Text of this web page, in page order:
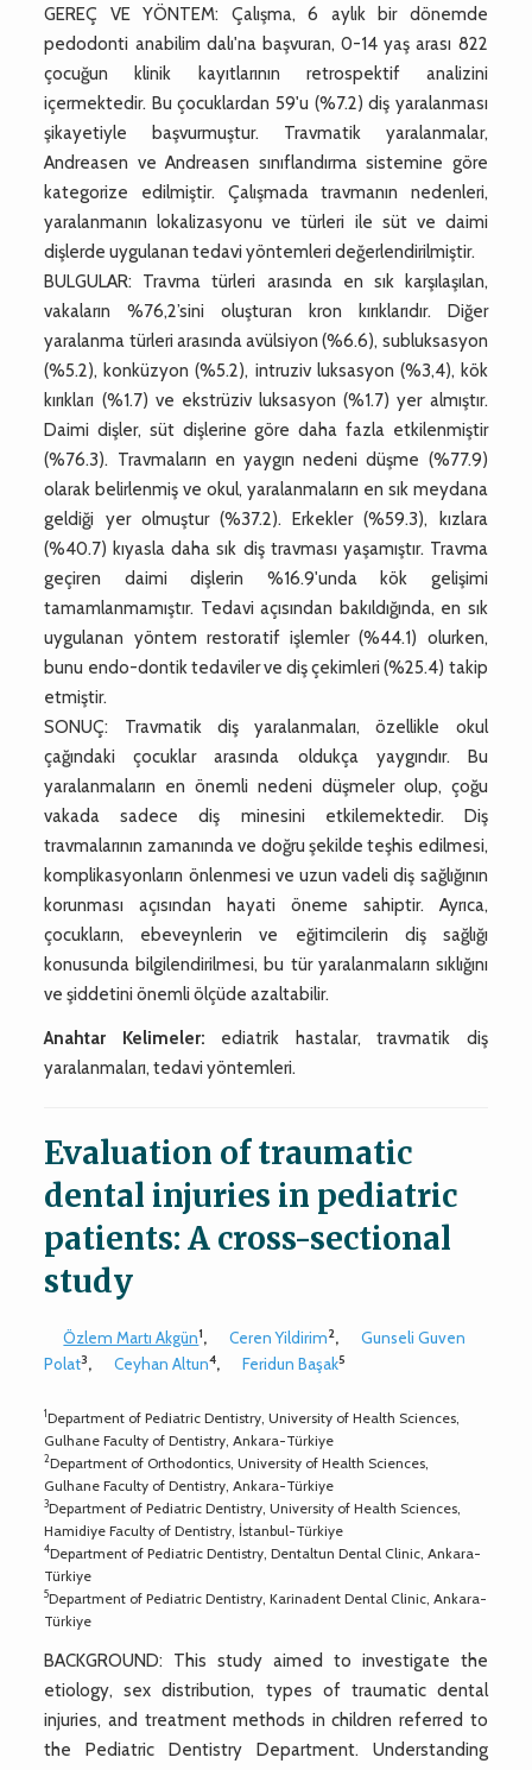
GEREÇ VE YÖNTEM: Çalışma, 6 aylık bir dönemde
pedodonti anabilim dalı'na başvuran, 0-14 yaş arası 822
çocuğun klinik kayıtlarının retrospektif analizini
içermektedir. Bu çocuklardan 59'u (%7.2) diş yaralanması
şikayetiyle başvurmuştur. Travmatik yaralanmalar,
Andreasen ve Andreasen sınıflandırma sistemine göre
kategorize edilmiştir. Çalışmada travmanın nedenleri,
yaralanmanın lokalizasyonu ve türleri ile süt ve daimi
dişlerde uygulanan tedavi yöntemleri değerlendirilmiştir.
BULGULAR: Travma türleri arasında en sık karşılaşılan,
vakaların %76,2’sini oluşturan kron kırıklarıdır. Diğer
yaralanma türleri arasında avülsiyon (%6.6), subluksasyon
(%5.2), konküzyon (%5.2), intruziv luksasyon (%3,4), kök
kırıkları (%1.7) ve ekstrüziv luksasyon (%1.7) yer almıştır.
Daimi dişler, süt dişlerine göre daha fazla etkilenmiştir
(%76.3). Travmaların en yaygın nedeni düşme (%77.9)
olarak belirlenmiş ve okul, yaralanmaların en sık meydana
geldiği yer olmuştur (%37.2). Erkekler (%59.3), kızlara
(%40.7) kıyasla daha sık diş travması yaşamıştır. Travma
geçiren daimi dişlerin %16.9'unda kök gelişimi
tamamlanmamıştır. Tedavi açısından bakıldığında, en sık
uygulanan yöntem restoratif işlemler (%44.1) olurken,
bunu endo-dontik tedaviler ve diş çekimleri (%25.4) takip
etmiştir.
SONUÇ: Travmatik diş yaralanmaları, özellikle okul
çağındaki çocuklar arasında oldukça yaygındır. Bu
yaralanmaların en önemli nedeni düşmeler olup, çoğu
vakada sadece diş minesini etkilemektedir. Diş
travmalarının zamanında ve doğru şekilde teşhis edilmesi,
komplikasyonların önlenmesi ve uzun vadeli diş sağlığının
korunması açısından hayati öneme sahiptir. Ayrıca,
çocukların, ebeveynlerin ve eğitimcilerin diş sağlığı
konusunda bilgilendirilmesi, bu tür yaralanmaların sıklığını
ve şiddetini önemli ölçüde azaltabilir.
Anahtar Kelimeler: ediatrik hastalar, travmatik diş
yaralanmaları, tedavi yöntemleri.
Evaluation of traumatic
dental injuries in pediatric
patients: A cross-sectional
study
Özlem Martı Akgün1, Ceren Yildirim2,
Gunseli Guven
Polat3, Ceyhan Altun4, Feridun Başak5
1Department of Pediatric Dentistry, University of Health Sciences,
Gulhane Faculty of Dentistry, Ankara-Türkiye
2Department of Orthodontics, University of Health Sciences,
Gulhane Faculty of Dentistry, Ankara-Türkiye
3Department of Pediatric Dentistry, University of Health Sciences,
Hamidiye Faculty of Dentistry, İstanbul-Türkiye
4Department of Pediatric Dentistry, Dentaltun Dental Clinic, Ankara-
Türkiye
5Department of Pediatric Dentistry, Karinadent Dental Clinic, Ankara-
Türkiye
BACKGROUND: This study aimed to investigate the
etiology, sex distribution, types of traumatic dental
injuries, and treatment methods in children referred to
the Pediatric Dentistry Department. Understanding